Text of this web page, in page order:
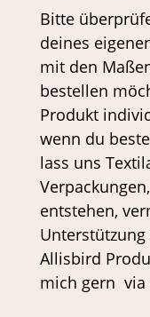
Bitte
deines
mit den
bestellen
Produkt
wenn du
lass uns
entstehen,
Allisbird
mich gern via